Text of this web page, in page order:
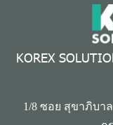
KOREX
1/8 ซอย สุขาภิบา